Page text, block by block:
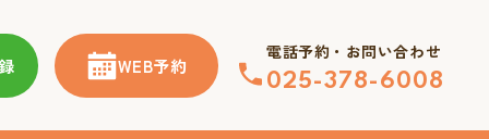
WEB予約
電話予約・お問い合わせ
025-378-6008